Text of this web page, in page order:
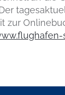
zur